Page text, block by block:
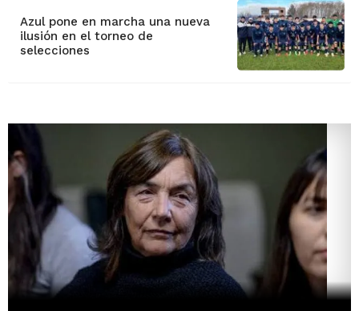
Azul pone en marcha una nueva
ilusión en el torneo de
selecciones